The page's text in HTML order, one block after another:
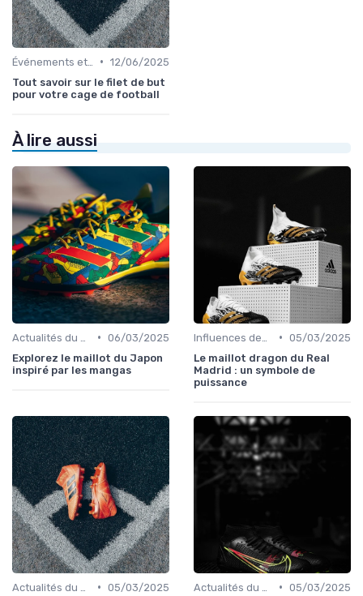
• 12/06/2025
Tout savoir sur le filet de but
pour votre cage de football
À lire aussi
• 06/03/2025
Explorez le maillot du Japon
inspiré par les mangas
• 05/03/2025
Le maillot dragon du Real
Madrid : un symbole de
puissance
• 05/03/2025
• 05/03/2025